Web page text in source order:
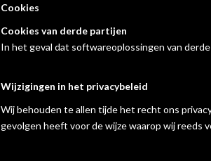
Cookies
Cookies van derde partijen
In het geval dat softwareoplossingen van
Wijzigingen in het privacybeleid
Wij behouden te allen tijde het recht ons
gevolgen heeft voor de wijze waarop wij reeds